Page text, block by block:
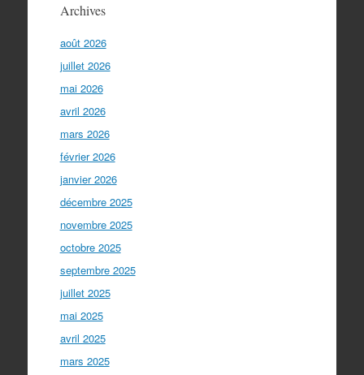
Archives
août 2026
juillet 2026
mai 2026
avril 2026
mars 2026
février 2026
janvier 2026
décembre 2025
novembre 2025
octobre 2025
septembre 2025
juillet 2025
mai 2025
avril 2025
mars 2025